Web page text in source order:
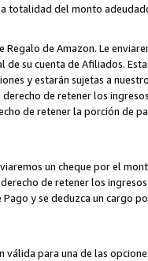
totalidad del monto
Regalo de Amazon. Le
su cuenta de Afiliados.
y estarán sujetas a
de retener los
de retener la porción de
un cheque por el
de retener los
y se deduzca un cargo
válida para una de las